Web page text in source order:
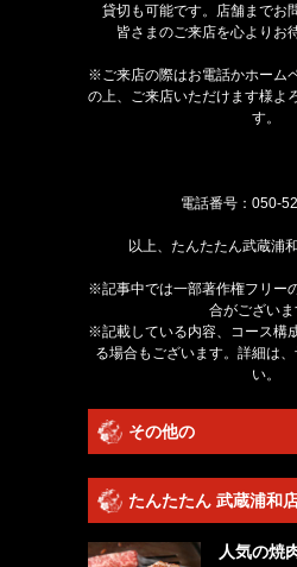
貸切も可能です。店舗までお
皆さまのご来店を心よりお
※ご来店の際はお電話かホーム
の上、ご来店いただけます様よ
す。
電話番号： 050-
以上、たんたたん武蔵浦
※記事中では一部著作権フリー
合がございま
※記載している内容、コース構
る場合もございます。詳細は
い。
その他の
たんたたん 武蔵浦和
人気の焼